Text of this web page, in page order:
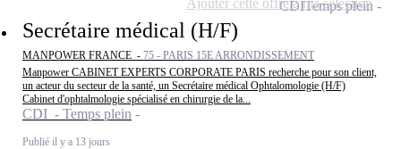
Secrétaire médical (H/F)
MANPOWER FRANCE - 75 - PARIS 15E ARRONDISSEMENT
Manpower CABINET EXPERTS CORPORATE PARIS recherche pour son client,
un acteur du secteur de la santé, un Secrétaire médical Ophtalomologie (H/F)
Cabinet d'ophtalmologie spécialisé en chirurgie de la...
CDI - Temps plein
Publié il y a 13 jours
CDITemps plein